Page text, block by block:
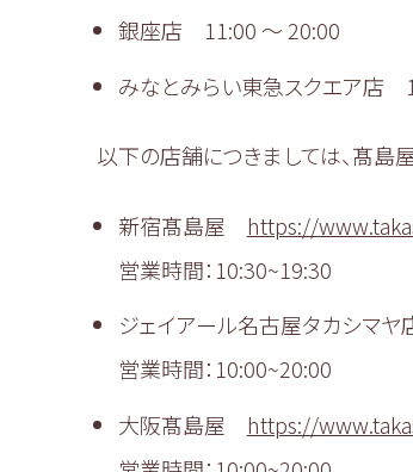
銀座店 11:00 〜 20:00
みなとみらい東急スクエア店
以下の店舗につきましては、髙島
新宿髙島屋 https://
営業時間：10:30~19:30
ジェイアール名古屋タカシマ
営業時間：10:00~20:00
大阪髙島屋 https://